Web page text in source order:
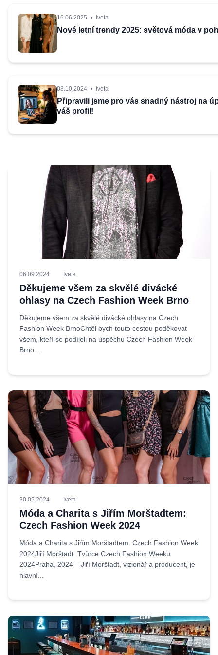
16.06.2025 • Iveta
Nové letní trendy 2025: světová móda v
03.10.2024 • Iveta
Připravili jsme pro vás snadný nástroj na
váš profil!
06.09.2024 Iveta
Děkujeme všem za skvělé divácké
ohlasy na Czech Fashion Week Brno
Děkujeme všem za skvělé divácké ohlasy na Czech
Fashion Week BrnoChtěl bych touto cestou poděkovat
všem, kteří se podíleli na úspěchu Czech Fashion Week
Brno....
30.05.2024 Iveta
Móda a Charita s Jiřím Morštadtem:
Czech Fashion Week 2024
Móda a Charita s Jiřím Morštadtem: Czech Fashion Week
2024Jiří Morštadt: Tvůrce Czech Fashion Weeku
2024Praha, 2024 – Jiří Morštadt, vizionář a producent, je
hlavní...